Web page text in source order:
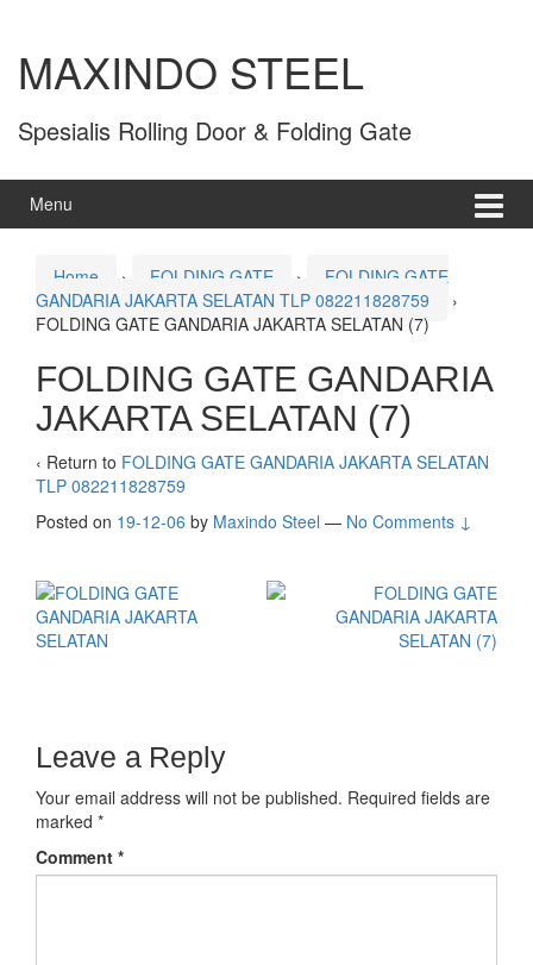
MAXINDO STEEL
Spesialis Rolling Door & Folding Gate
Menu
Home › FOLDING GATE ›
FOLDING GATE
GANDARIA JAKARTA SELATAN TLP 082211828759
›
FOLDING GATE GANDARIA JAKARTA SELATAN (7)
FOLDING GATE GANDARIA
JAKARTA SELATAN (7)
‹ Return to FOLDING GATE GANDARIA JAKARTA SELATAN
TLP 082211828759
Posted on 19-12-06 by Maxindo Steel — No Comments ↓
Leave a Reply
Your email address will not be published. Required fields are
marked *
Comment *